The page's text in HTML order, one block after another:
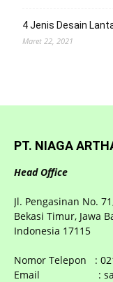
4 Jenis Desain
Maret 22, 2021
PT. NIAGA
Head Office
Jl. Pengasinan No.
Bekasi Timur, Jawa
Indonesia 17115
Nomor Telepon :
Email :